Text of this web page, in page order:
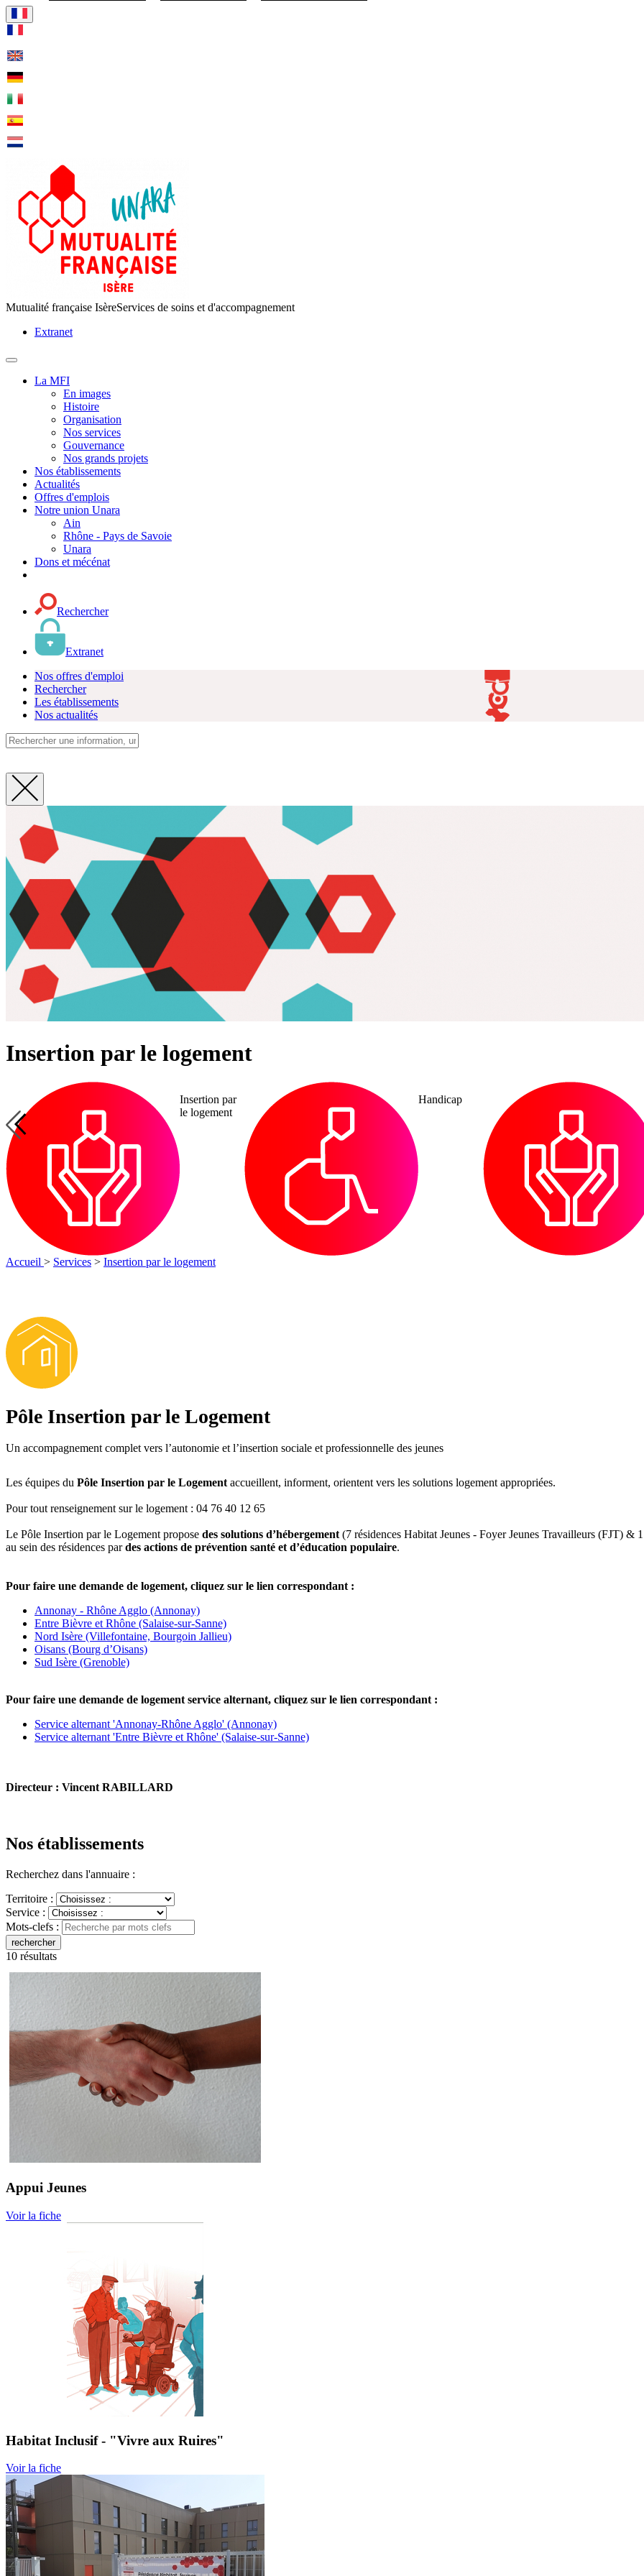
Mutualité française IsèreServices de soins et d'accompagnement
Extranet
MENU
PRINCIPAL
La MFI
En images
Histoire
Organisation
Nos services
Gouvernance
Nos grands projets
Nos établissements
Actualités
Offres d'emplois
Notre union Unara
Ain
Rhône - Pays de Savoie
Unara
Dons et mécénat
Rechercher
Extranet
Nos offres d'emploi
Rechercher
Les établissements
Nos actualités
Fermer
recherche
Insertion par le logement
Handicap
l’emploi
Insertion par
Gérontologie
Accueil > Services > Insertion par le logement
Pôle Habitat Jeunes
Pôle Insertion par le Logement
Un accompagnement complet vers l’autonomie et l’insertion sociale et professionnelle des jeunes
Les équipes du Pôle Insertion par le Logement accueillent, informent, orientent vers les solutions logement appropriées.
Pour tout renseignement sur le logement : 04 76 40 12 65
Le Pôle Insertion par le Logement propose des solutions d’hébergement (7 résidences Habitat Jeunes - Foyer Jeunes Travailleurs (FJT) &
au sein des résidences pardes actions de prévention santé et d’éducation populaire.
Pour faire une demande de logement, cliquez sur le lien correspondant :
Annonay - Rhône Agglo (Annonay)
Entre Bièvre et Rhône (Salaise-sur-Sanne)
Nord Isère (Villefontaine, Bourgoin Jallieu)
Oisans (Bourg d’Oisans)
Sud Isère (Grenoble)
Pour faire une demande de logement service alternant, cliquez sur le lien correspondant :
Service alternant 'Annonay-Rhône Agglo' (Annonay)
Service alternant 'Entre Bièvre et Rhône' (Salaise-sur-Sanne)
Directeur : Vincent RABILLARD
Nos établissements
Recherchez dans l'annuaire :
Territoire :
Service :
Mots-clefs :
rechercher
10 résultats
Appui Jeunes
Voir la fiche
Habitat Inclusif - "Vivre aux Ruires"
Voir la fiche